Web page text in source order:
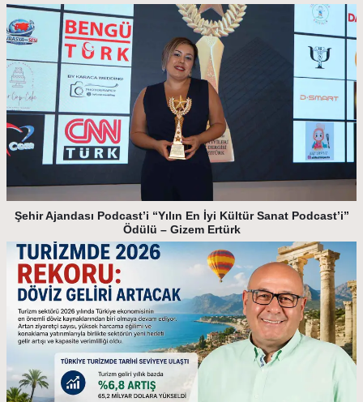
Şehir Ajandası Podcast’i “Yılın En İyi Kültür Sanat Podcast’i”
Ödülü – Gizem Ertürk